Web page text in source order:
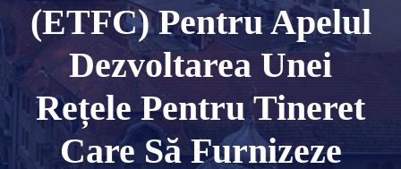
(ETFC) Pentru Apelul
Dezvoltarea Unei
Rețele Pentru Tineret
Care Să Furnizeze